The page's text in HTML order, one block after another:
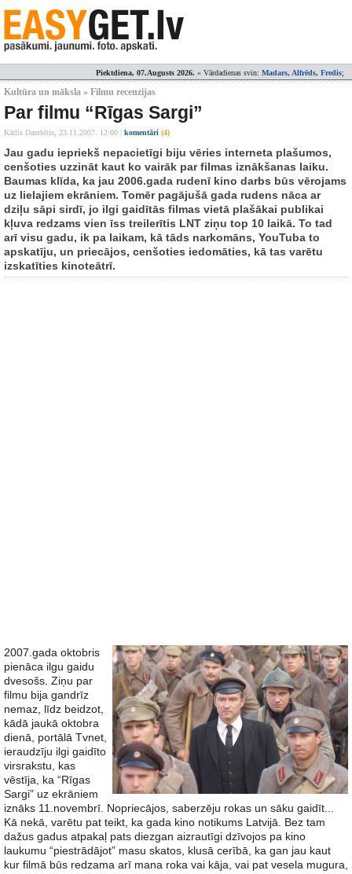
Piektdiena, 07.Augusts 2026. » Vārdadienas svin: Madars, Alfrēds, Fredis;
Kultūra un māksla » Filmu recenzijas
Par filmu “Rīgas Sargi”
Kārlis Dambītis, 23.11.2007. 12:00 komentāri (4)
Jau gadu iepriekš nepacietīgi biju vēries interneta plašumos,
cenšoties uzzināt kaut ko vairāk par filmas iznākšanas laiku.
Baumas klīda, ka jau 2006.gada rudenī kino darbs būs vērojams
uz lielajiem ekrāniem. Tomēr pagājušā gada rudens nāca ar
dziļu sāpi sirdī, jo ilgi gaidītās filmas vietā plašākai publikai
kļuva redzams vien īss treilerītis LNT ziņu top 10 laikā. To tad
arī visu gadu, ik pa laikam, kā tāds narkomāns, YouTuba to
apskatīju, un priecājos, cenšoties iedomāties, kā tas varētu
izskatīties kinoteātrī.
2007.gada oktobris
pienāca ilgu gaidu
dvesošs. Ziņu par
filmu bija gandrīz
nemaz, līdz beidzot,
kādā jaukā oktobra
dienā, portālā Tvnet,
ieraudzīju ilgi gaidīto
virsrakstu, kas
vēstīja, ka “Rīgas
Sargi” uz ekrāniem
iznāks 11.novembrī. Nopriecājos, saberzēju rokas un sāku gaidīt...
Kā nekā, varētu pat teikt, ka gada kino notikums Latvijā. Bez tam
dažus gadus atpakaļ pats diezgan aizrautīgi dzīvojos pa kino
laukumu “piestrādājot” masu skatos, klusā cerībā, ka gan jau kaut
kur filmā būs redzama arī mana roka vai kāja, vai pat vesela mugura,